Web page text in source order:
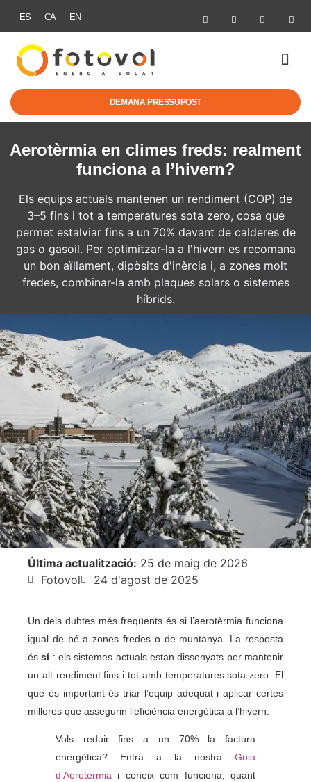
ES CA EN
DEMANA PRESSUPOST
Aerotèrmia en climes freds: realment
funciona a l’hivern?
Els equips actuals mantenen un rendiment (COP) de
3–5 fins i tot a temperatures sota zero, cosa que
permet estalviar fins a un 70% davant de calderes de
gas o gasoil. Per optimitzar-la a l'hivern es recomana
un bon aïllament, dipòsits d'inèrcia i, a zones molt
fredes, combinar-la amb plaques solars o sistemes
híbrids.
Última actualització: 25 de maig de 2026
Fotovol
24 d'agost de 2025
Un dels dubtes més freqüents és si l’aerotèrmia funciona
igual de bé a zones fredes o de muntanya. La resposta
éssí: els sistemes actuals estan dissenyats per mantenir
un alt rendiment fins i tot amb temperatures sota zero. El
que és important és triar l’equip adequat i aplicar certes
millores que assegurin l’eficiència energètica a l’hivern.
Vols reduir fins a un 70% la factura
energètica? Entra a la nostra Guia
d’Aerotèrmia i coneix com funciona, quant